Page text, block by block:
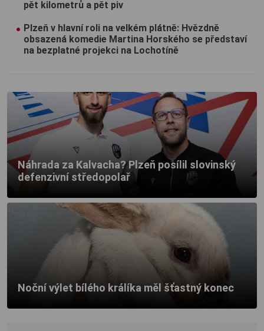
pět kilometrů a pět piv
Plzeň v hlavní roli na velkém plátně: Hvězdně
obsazená komedie Martina Horského se představí
na bezplatné projekci na Lochotíně
Náhrada za Kalvacha? Plzeň posílil slovinský
defenzivní středopolař
Noční výlet bílého králíka měl šťastný konec